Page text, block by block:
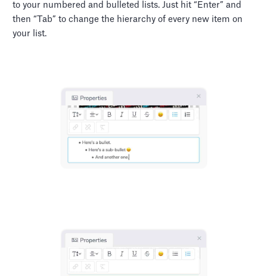
to your numbered and bulleted lists. Just hit “Enter” and
then “Tab” to change the hierarchy of every new item on
your list.